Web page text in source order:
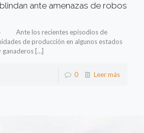
ante amenazas de robos
Ante los recientes episodios de
de producción en algunos estados
ganaderos […]
0 Leer más